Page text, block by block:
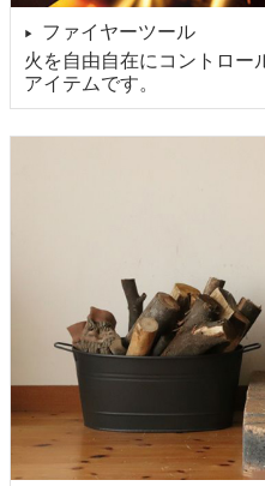
▶
ファイヤーツール
火を自由自在にコントロー
アイテムです。